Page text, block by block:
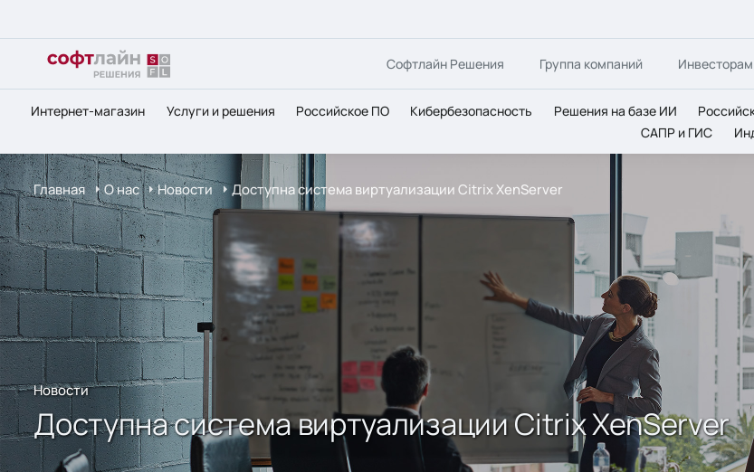
Софтлайн Решения Группа компаний Инвесторам
Интернет-магазин Услуги и решения Российское ПО Кибербезопасность Решения на базе ИИ
САПР и ГИС
Главная О нас Новости Доступна система виртуализации Citrix XenServer
Новости
Доступна система виртуализации Citrix XenServer